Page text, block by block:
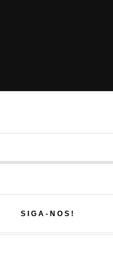
SIGA-NOS!